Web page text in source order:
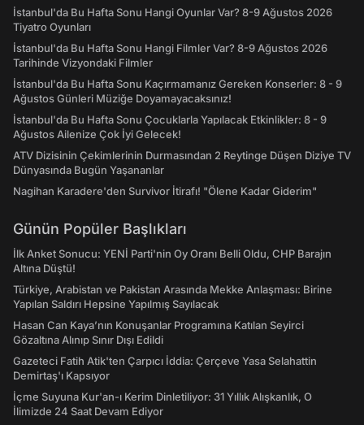
İstanbul'da Bu Hafta Sonu Hangi Oyunlar Var? 8-9 Ağustos 2026
Tiyatro Oyunları
İstanbul'da Bu Hafta Sonu Hangi Filmler Var? 8-9 Ağustos 2026
Tarihinde Vizyondaki Filmler
İstanbul'da Bu Hafta Sonu Kaçırmamanız Gereken Konserler: 8 - 9
Ağustos Günleri Müziğe Doyamayacaksınız!
İstanbul'da Bu Hafta Sonu Çocuklarla Yapılacak Etkinlikler: 8 - 9
Ağustos Ailenize Çok İyi Gelecek!
ATV Dizisinin Çekimlerinin Durmasından 2 Reytinge Düşen Diziye TV
Dünyasında Bugün Yaşananlar
Nagihan Karadere'den Survivor İtirafı! "Ölene Kadar Giderim"
Günün Popüler Başlıkları
İlk Anket Sonucu: YENİ Parti'nin Oy Oranı Belli Oldu, CHP Barajın
Altına Düştü!
Türkiye, Arabistan ve Pakistan Arasında Mekke Anlaşması: Birine
Yapılan Saldırı Hepsine Yapılmış Sayılacak
Hasan Can Kaya’nın Konuşanlar Programına Katılan Seyirci
Gözaltına Alınıp Sınır Dışı Edildi
Gazeteci Fatih Atik'ten Çarpıcı İddia: Çerçeve Yasa Selahattin
Demirtaş'ı Kapsıyor
İçme Suyuna Kur'an-ı Kerim Dinletiliyor: 31 Yıllık Alışkanlık, O
İlimizde 24 Saat Devam Ediyor